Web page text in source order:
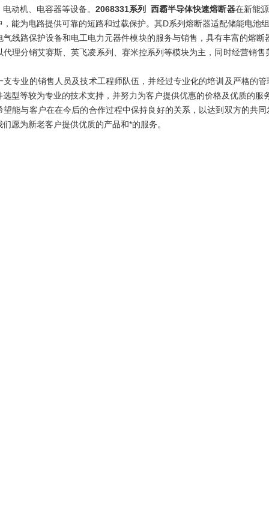
电动机、电容器等设备。2068331系列 西霸半导体快速熔断器在新能
，能为电路提供可靠的短路和过载保护。其D系列熔断器适配储能电池
气线路保护设备和电工电力元器件模块的服务与销售，具有丰富的熔
代理分销艾赛斯、英飞凌系列、赛米控系列等模块为主，同时经营销
业的销售人员及技术工程师队伍，并经过专业化的培训及严格的管
选型等较为专业的技术支持，并努力为客户提供优惠的价格及优质的服
与客户在在今后的合作过程中保持良好的关系，以达到双方的共同
愿为新老客户提供优质的产品和*的服务。